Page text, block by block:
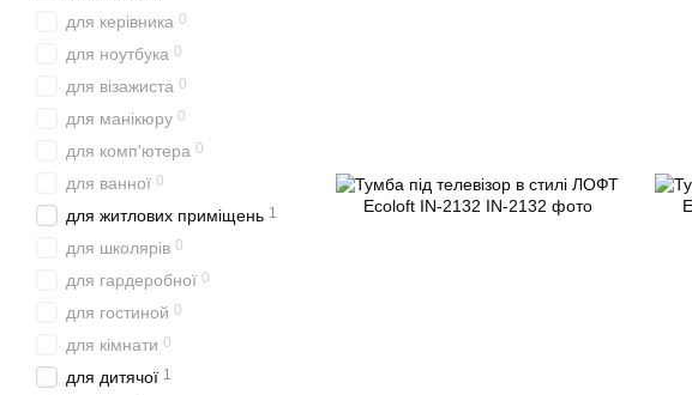
для керівника 0
для ноутбука 0
для візажиста 0
для манікюру 0
для комп'ютера 0
для ванної 0
для житлових приміщень 1
для школярів 0
для гардеробної 0
для гостиной 0
для кімнати 0
для дитячої 1